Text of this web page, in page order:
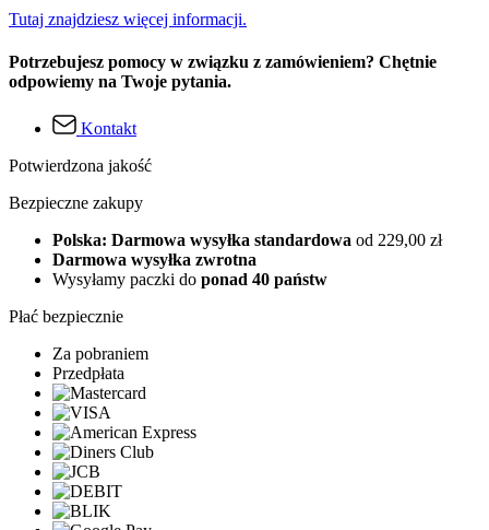
Tutaj znajdziesz więcej informacji.
Potrzebujesz pomocy w związku z zamówieniem? Chętnie
odpowiemy na Twoje pytania.
Kontakt
Potwierdzona jakość
Bezpieczne zakupy
Polska: Darmowa wysyłka standardowa od 229,00 zł
Darmowa wysyłka zwrotna
Wysyłamy paczki do ponad 40 państw
Płać bezpiecznie
Za pobraniem
Przedpłata